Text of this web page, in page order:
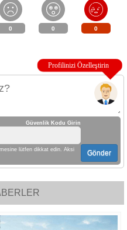
0 0 0
Güvenlik Kodu Girin
lütfen dikkat edin. Aksi
Gönder